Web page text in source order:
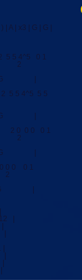
A | x3 | G | G |
5 5 4^5   0 1
2
|
5 5 4^5  5 5
|
2 0  0 0   0 1
2
|
0 0    0 1
2
|
|